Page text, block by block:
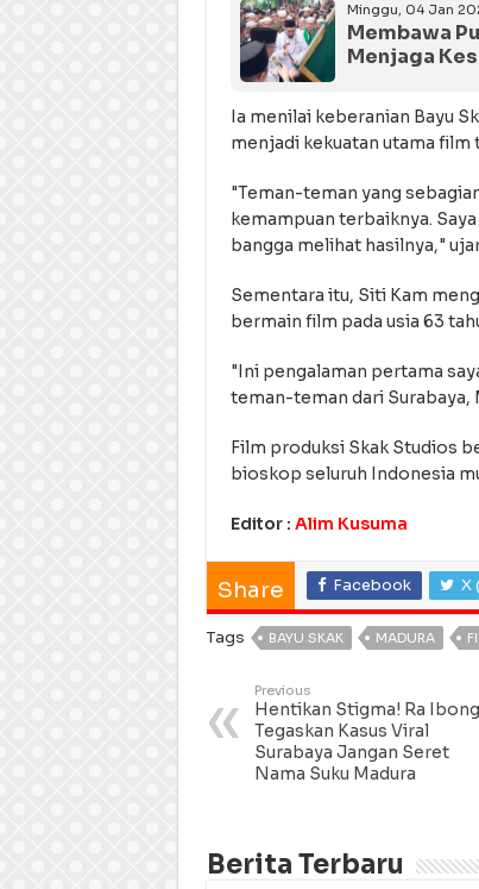
Minggu, 04 Jan
Membawa
Menjaga
Ia menilai keberanian Bayu
menjadi kekuatan utama film
"Teman-teman yang
kemampuan terbaiknya.
bangga melihat hasilnya,"
Sementara itu, Siti Kam
bermain film pada usia 63
"Ini pengalaman pertama
teman-teman dari Surabaya,
Film produksi Skak Studios
bioskop seluruh Indonesia
Editor : Alim Kusuma
Share Facebook X
Tags BAYU SKAK MADURA
Previous
Hentikan Stigma! Ra Ibong
Tegaskan Kasus Viral
Surabaya Jangan Seret
Nama Suku Madura
Berita Terbaru